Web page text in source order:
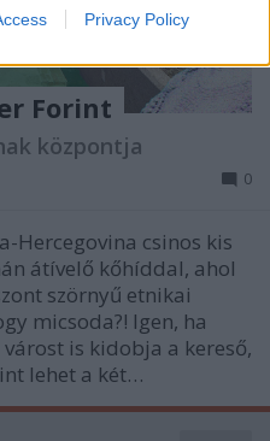
storage
authentication
and other
Privacy Policy
Forint
központja
0
Hercegovina csinos kis
átívelő kőhíddal, ahol
szörnyű etnikai
micsoda?! Igen, ha
is kidobja a kereső,
lehet a két…